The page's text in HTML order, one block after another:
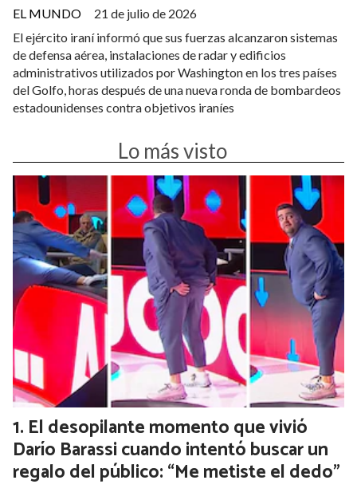
EL MUNDO
21 de julio de 2026
El ejército iraní informó que sus fuerzas alcanzaron sistemas
de defensa aérea, instalaciones de radar y edificios
administrativos utilizados por Washington en los tres países
del Golfo, horas después de una nueva ronda de bombardeos
estadounidenses contra objetivos iraníes
Lo más visto
El desopilante momento que vivió
Darío Barassi cuando intentó buscar un
regalo del público: “Me metiste el dedo”